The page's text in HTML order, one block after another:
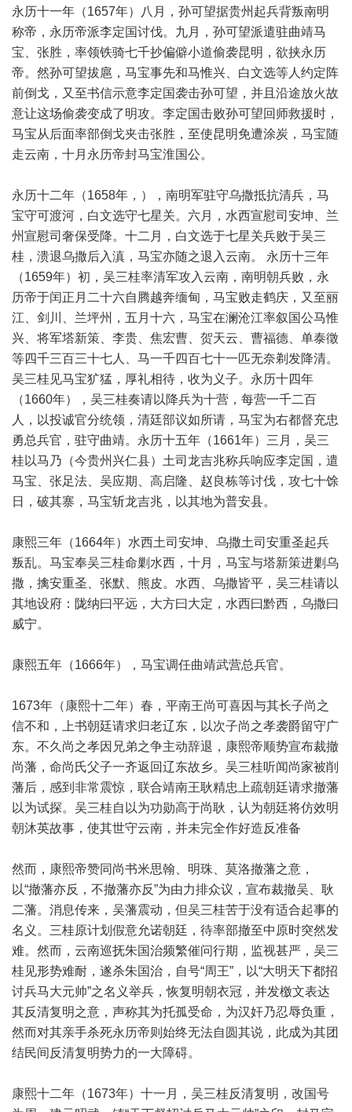
永历十一年（1657年）八月，孙可望据贵州起兵背叛南明
称帝，永历帝派李定国讨伐。九月，孙可望派遣驻曲靖马
宝、张胜，率领铁骑七千抄偏僻小道偷袭昆明，欲挟永历
帝。然孙可望拔扈，马宝事先和马惟兴、白文选等人约定阵
前倒戈，又至书信示意李定国袭击孙可望，并且沿途放火故
意让这场偷袭变成了明攻。李定国击败孙可望回师救援时，
马宝从后面率部倒戈夹击张胜，至使昆明免遭涂炭，马宝随
走云南，十月永历帝封马宝淮国公。
永历十二年（1658年，），南明军驻守乌撒抵抗清兵，马
宝守可渡河，白文选守七星关。六月，水西宣慰司安坤、兰
州宣慰司奢保受降。十二月，白文选于七星关兵败于吴三
桂，溃退乌撒后入滇，马宝亦随之退入云南。 永历十三年
（1659年）初，吴三桂率清军攻入云南，南明朝兵败，永
历帝于闰正月二十六自腾越奔缅甸，马宝败走鹤庆，又至丽
江、剑川、兰坪州，五月十六，马宝在澜沧江率叙国公马惟
兴、将军塔新策、李贵、焦宏曹、贺天云、曹福德、单泰徵
等四千三百三十七人、马一千四百七十一匹无奈剃发降清。
吴三桂见马宝犷猛，厚礼相待，收为义子。永历十四年
（1660年），吴三桂奏请以降兵为十营，每营一千二百
人，以投诚官分统领，清廷部议如所请，马宝为右都督充忠
勇总兵官，驻守曲靖。永历十五年（1661年）三月，吴三
桂以马乃（今贵州兴仁县）土司龙吉兆称兵响应李定国，遣
马宝、张足法、吴应期、高启隆、赵良栋等讨伐，攻七十馀
日，破其寨，马宝斩龙吉兆，以其地为普安县。
康熙三年（1664年）水西土司安坤、乌撒土司安重圣起兵
叛乱。马宝奉吴三桂命剿水西，十月，马宝与塔新策进剿乌
撒，擒安重圣、张默、熊皮。水西、乌撒皆平，吴三桂请以
其地设府：陇纳曰平远，大方曰大定，水西曰黔西，乌撒曰
威宁。
康熙五年（1666年），马宝调任曲靖武营总兵官。
1673年（康熙十二年）春，平南王尚可喜因与其长子尚之
信不和，上书朝廷请求归老辽东，以次子尚之孝袭爵留守广
东。不久尚之孝因兄弟之争主动辞退，康熙帝顺势宣布裁撤
尚藩，命尚氏父子一齐返回辽东故乡。吴三桂听闻尚家被削
藩后，感到非常震惊，联合靖南王耿精忠上疏朝廷请求撤藩
以为试探。吴三桂自以为功勋高于尚耿，认为朝廷将仿效明
朝沐英故事，使其世守云南，并未完全作好造反准备
然而，康熙帝赞同尚书米思翰、明珠、莫洛撤藩之意，
以“撤藩亦反，不撤藩亦反”为由力排众议，宣布裁撤吴、耿
二藩。消息传来，吴藩震动，但吴三桂苦于没有适合起事的
名义。三桂原计划假意允诺朝廷，待率部撤至中原时突然发
难。然而，云南巡抚朱国治频繁催问行期，监视甚严，吴三
桂见形势难耐，遂杀朱国治，自号“周王”，以“大明天下都招
讨兵马大元帅”之名义举兵，恢复明朝衣冠，并发檄文表达
其反清复明之意，声称其为托孤受命，为汉奸乃忍辱负重，
然而对其亲手杀死永历帝则始终无法自圆其说，此成为其团
结民间反清复明势力的一大障碍。
康熙十二年（1673年）十一月，吴三桂反清复明，改国号